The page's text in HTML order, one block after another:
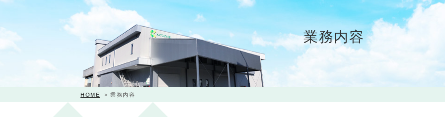
業務内容
HOME > 業務内容